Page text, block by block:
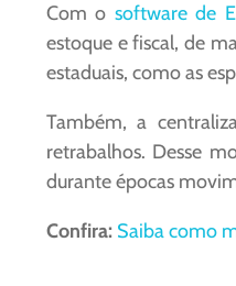
Com o software de
estoque e fiscal, de
estaduais, como as
Também, a
retrabalhos. Desse
durante épocas
Confira: Saiba como